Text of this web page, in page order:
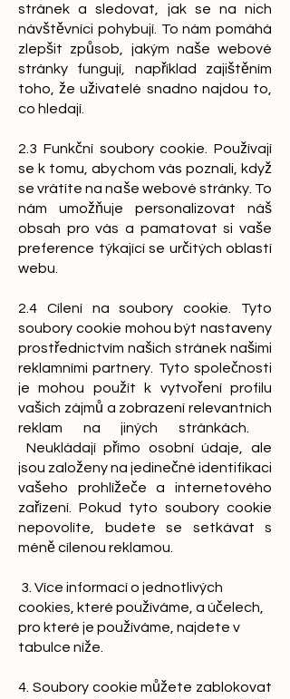
stránek a sledovat, jak se na nich
návštěvníci pohybují. To nám pomáhá
zlepšit způsob, jakým naše webové
stránky fungují, například zajištěním
toho, že uživatelé snadno najdou to,
co hledají.
2.3 Funkční soubory cookie. Používají
se k tomu, abychom vás poznali, když
se vrátíte na naše webové stránky. To
nám umožňuje personalizovat náš
obsah pro vás a pamatovat si vaše
preference týkající se určitých oblastí
webu.
2.4 Cílení na soubory cookie. Tyto
soubory cookie mohou být nastaveny
prostřednictvím našich stránek našimi
reklamními partnery. Tyto společnosti
je mohou použít k vytvoření profilu
vašich zájmů a zobrazení relevantních
reklam na jiných stránkách.
Neukládají přímo osobní údaje, ale
jsou založeny na jedinečné identifikaci
vašeho prohlížeče a internetového
zařízení. Pokud tyto soubory cookie
nepovolíte, budete se setkávat s
méně cílenou reklamou.
3. Více informací o jednotlivých
cookies, které používáme, a účelech,
pro které je používáme, najdete v
tabulce níže.
4. Soubory cookie můžete zablokovat